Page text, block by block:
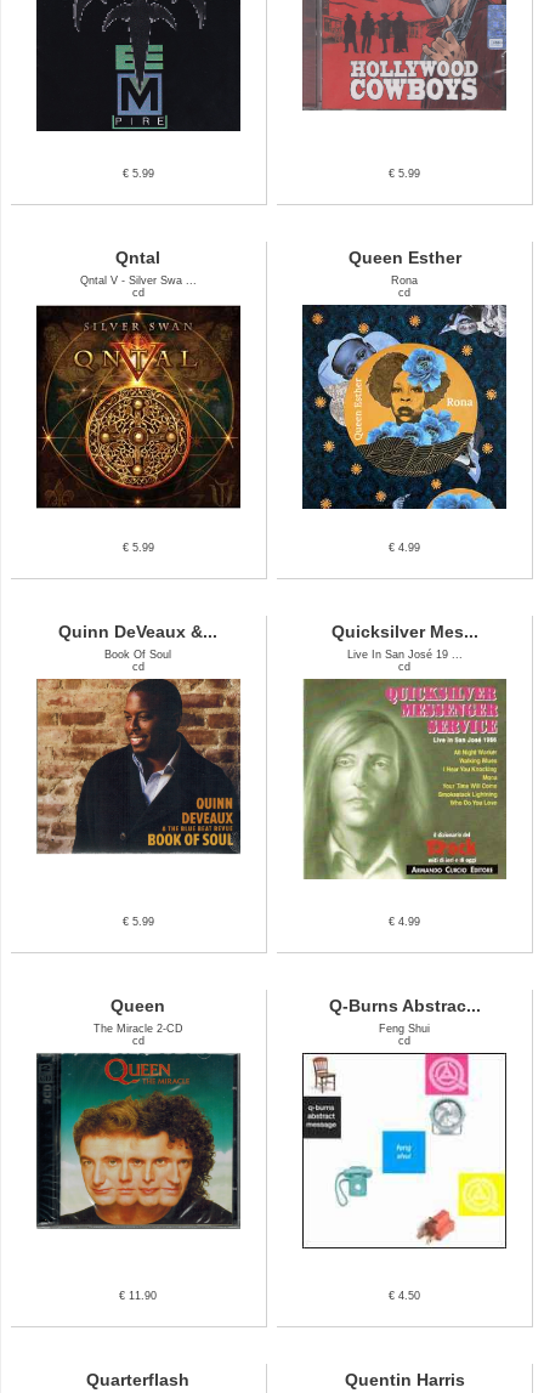
€ 5.99 € 5.99
Qntal
Qntal V - Silver Swa ...
cd
€ 5.99
Queen Esther
Rona
cd
€ 4.99
Quinn DeVeaux &...
Book Of Soul
cd
€ 5.99
Quicksilver Mes...
Live In San José 19 ...
cd
€ 4.99
Queen
The Miracle 2-CD
cd
€ 11.90
Q-Burns Abstrac...
Feng Shui
cd
€ 4.50
Quarterflash Quentin Harris